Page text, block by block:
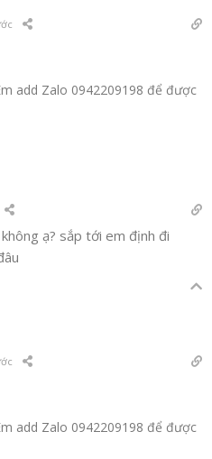
add Zalo 0942209198 để được
ạ? sắp tới em định đi
add Zalo 0942209198 để được